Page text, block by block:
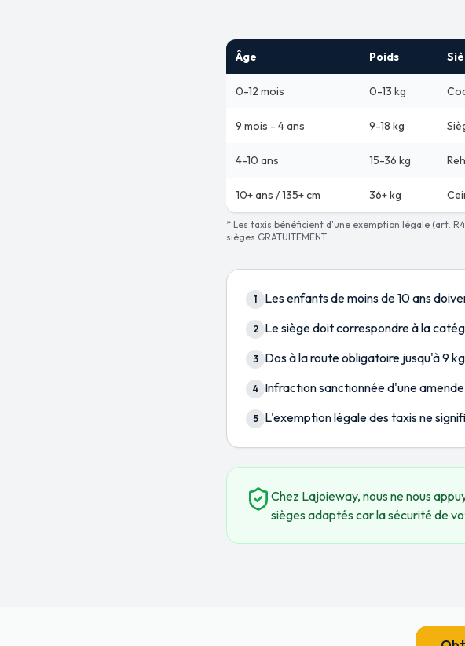
Âge Poids
0-12 mois 0-13 kg
9 mois - 4 ans 9-18 kg
4-10 ans 15-36 kg
10+ ans / 135+ cm 36+ kg
* Les taxis bénéficient d'une exemption légale (art.
sièges GRATUITEMENT.
1 Les enfants de moins de 10 ans
2 Le siège doit correspondre à la
3 Dos à la route obligatoire jusqu'à 9
4 Infraction sanctionnée d'une
5 L'exemption légale des taxis ne
Chez Lajoieway, nous ne nous
sièges adaptés car la sécurité de